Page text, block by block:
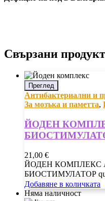
Свързани
Преглед
Антибактериални и
За мозъка и паметта,
ЙОДЕН
21,00 €
ЙОДЕН КОМПЛЕКС
БИОСТИМУЛАТОР
Добавяне в количката
Няма наличност